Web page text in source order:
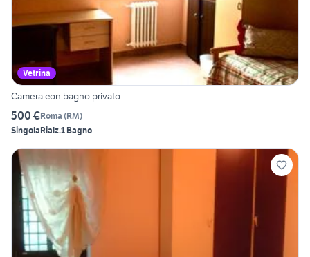
Vetrina
Camera con bagno privato
500 €Roma (RM)
SingolaRialz.1 Bagno